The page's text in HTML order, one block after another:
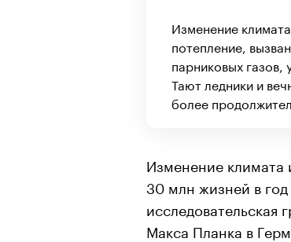
Изменение
потепление,
парниковых
Тают ледники и
более
Изменение климата
30 млн жизней в
исследовательская
Макса Планка в